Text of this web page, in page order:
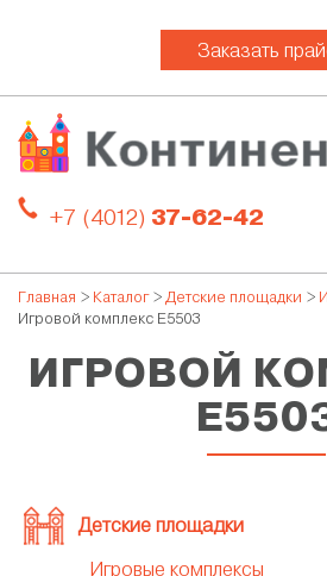
Заказать
+7 (4012) 37-62-42
Главная > Каталог> Детские площадки >
Игровой комплекс E5503
ИГРОВОЙ
Детские площадки
Игровые комплексы